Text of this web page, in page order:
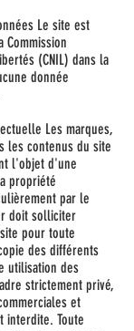
Le site est
(CNIL) dans la
donnée
Les marques,
les contenus du site
l'objet d'une
propriété
par le
doit solliciter
pour toute
des différents
utilisation des
strictement privé,
et
interdite. Toute